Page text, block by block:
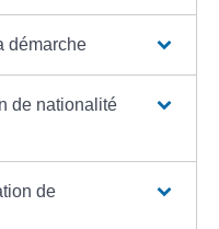
démarche
de nationalité
de